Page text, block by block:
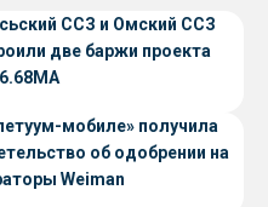
ССЗ и Омский ССЗ
две баржи проекта
мобиле» получила
об одобрении на
Weiman